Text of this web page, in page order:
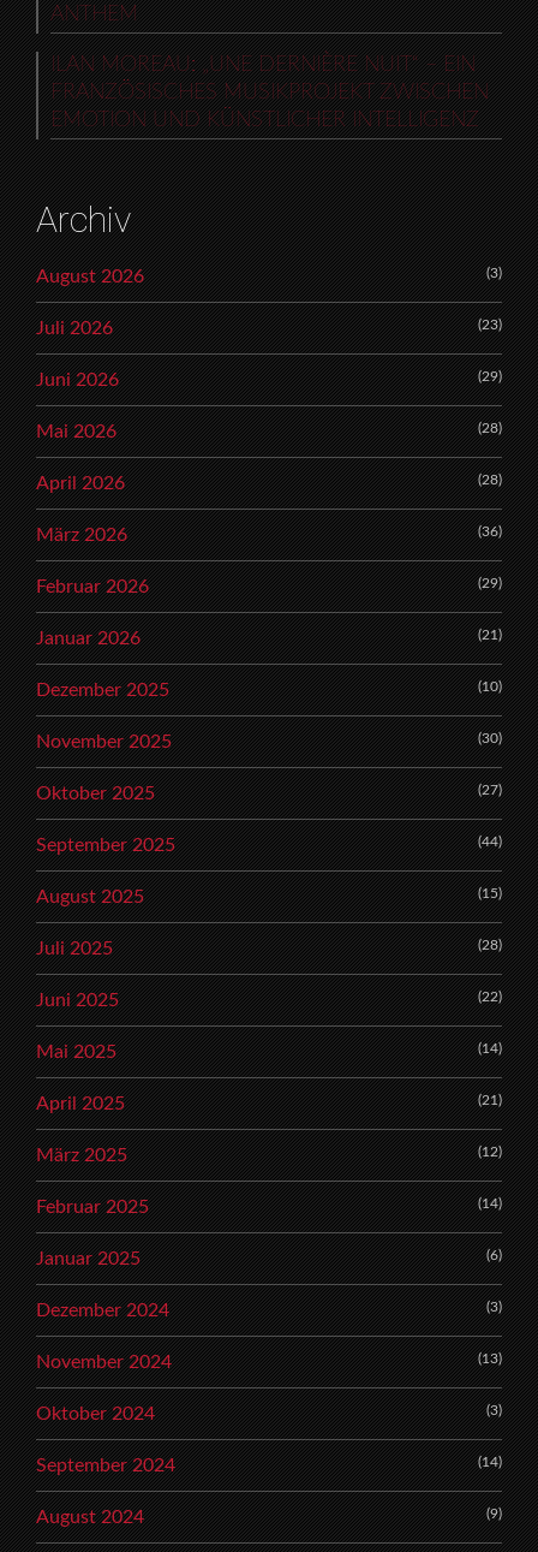
ANTHEM
ILAN MOREAU: „UNE DERNIÈRE NUIT“ – EIN
FRANZÖSISCHES MUSIKPROJEKT ZWISCHEN
EMOTION UND KÜNSTLICHER INTELLIGENZ
Archiv
August 2026 (3)
Juli 2026 (23)
Juni 2026 (29)
Mai 2026 (28)
April 2026 (28)
März 2026 (36)
Februar 2026 (29)
Januar 2026 (21)
Dezember 2025 (10)
November 2025 (30)
Oktober 2025 (27)
September 2025 (44)
August 2025 (15)
Juli 2025 (28)
Juni 2025 (22)
Mai 2025 (14)
April 2025 (21)
März 2025 (12)
Februar 2025 (14)
Januar 2025 (6)
Dezember 2024 (3)
November 2024 (13)
Oktober 2024 (3)
September 2024 (14)
August 2024 (9)